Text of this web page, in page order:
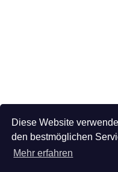
Diese Website
den bestmöglichen
Mehr erfahren